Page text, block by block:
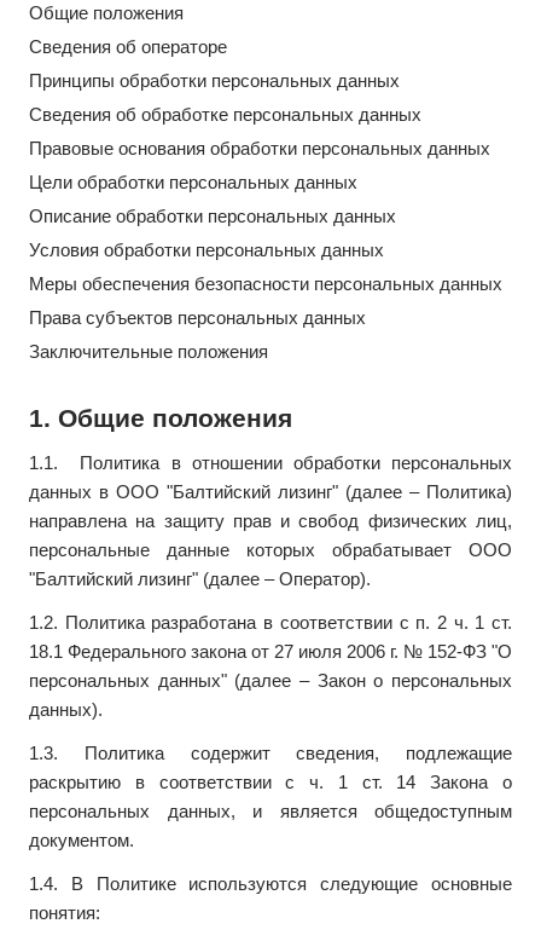
Общие положения
Сведения об операторе
Принципы обработки персональных данных
Сведения об обработке персональных данных
Правовые основания обработки персональных данных
Цели обработки персональных данных
Описание обработки персональных данных
Условия обработки персональных данных
Меры обеспечения безопасности персональных данных
Права субъектов персональных данных
Заключительные положения
1. Общие положения
1.1.
Политика в отношении обработки персональных
данных в ООО "Балтийский лизинг" (далее – Политика)
направлена на защиту прав и свобод физических лиц,
персональные данные которых обрабатывает ООО
"Балтийский лизинг" (далее – Оператор).
1.2. Политика разработана в соответствии с п. 2 ч. 1 ст.
18.1 Федерального закона от 27 июля 2006 г. № 152-ФЗ "О
персональных данных" (далее – Закон о персональных
данных).
1.3. Политика содержит сведения, подлежащие
раскрытию в соответствии с ч. 1 ст. 14 Закона о
персональных данных, и является общедоступным
документом.
1.4. В Политике используются следующие основные
понятия: